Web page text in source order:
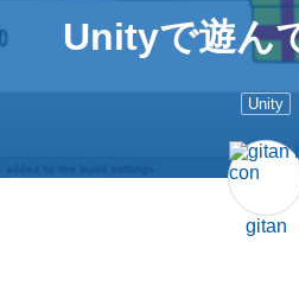
Unityで遊ん
Unity
gitan